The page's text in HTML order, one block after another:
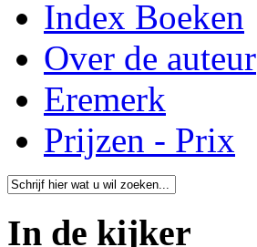
Index Boeken
Over de auteur
Eremerk
Prijzen - Prix
In de kijker